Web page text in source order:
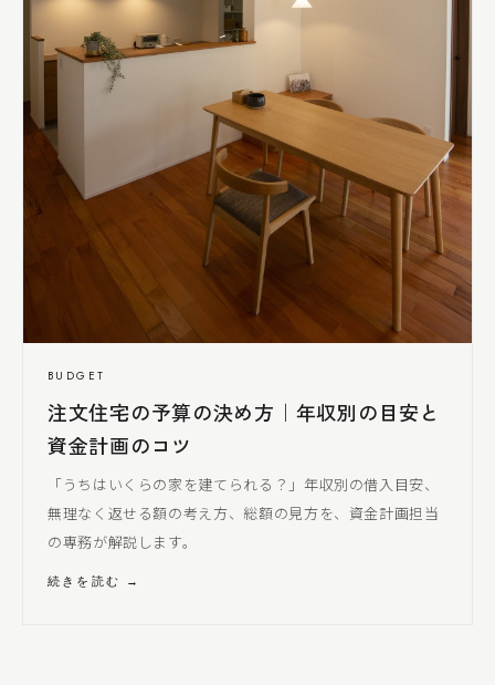
BUDGET
注文住宅の予算の決め方｜年収別の目安と
資金計画のコツ
「うちはいくらの家を建てられる？」年収別の借入目安、
無理なく返せる額の考え方、総額の見方を、資金計画担当
の専務が解説します。
続きを読む →